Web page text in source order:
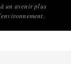
un avenir plus